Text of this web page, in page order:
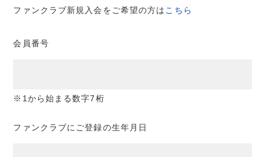
ファンクラブ新規入会をご希望の方は こちら
会員番号
※1から始まる数字7桁
ファンクラブにご登録の生年月日